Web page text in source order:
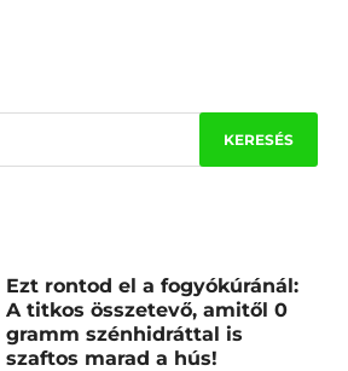
Ezt rontod el a fogyókúránál:
A titkos összetevő, amitől 0
gramm szénhidráttal is
szaftos marad a hús!